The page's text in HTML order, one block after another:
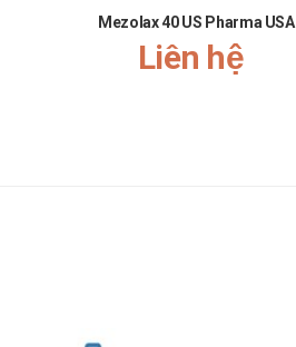
Mezolax 40 US Pharma USA
Liên hệ